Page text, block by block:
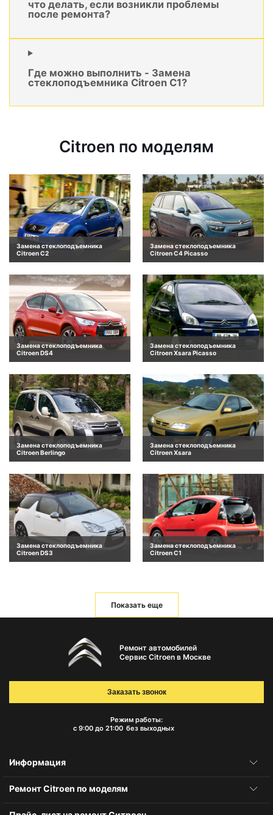
что делать, если возникли проблемы
после ремонта?
Где можно выполнить - Замена
стеклоподъемника Citroen C1?
Citroen по моделям
Замена стеклоподъемника
Citroen C2
Замена стеклоподъемника
Citroen C4 Picasso
Замена стеклоподъемника
Citroen DS4
Замена стеклоподъемника
Citroen Xsara Picasso
Замена стеклоподъемника
Citroen Berlingo
Замена стеклоподъемника
Citroen Xsara
Замена стеклоподъемника
Citroen DS3
Замена стеклоподъемника
Citroen C1
Показать еще
Ремонт автомобилей
Сервис Citroen в Москве
Режим работы:
с 9:00 до 21:00 без выходных
Заказать звонок
Информация
Ремонт Citroen по моделям